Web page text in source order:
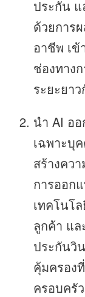
ประกัน
ด้วยการ
อาชีพ เ
ช่องทาง
ระยะยา
นำ AI อ
เฉพาะบุ
สร้างคว
การออก
เทคโนโ
ลูกค้า แ
ประกันวิ
คุ้มครอง
ครอบครัว